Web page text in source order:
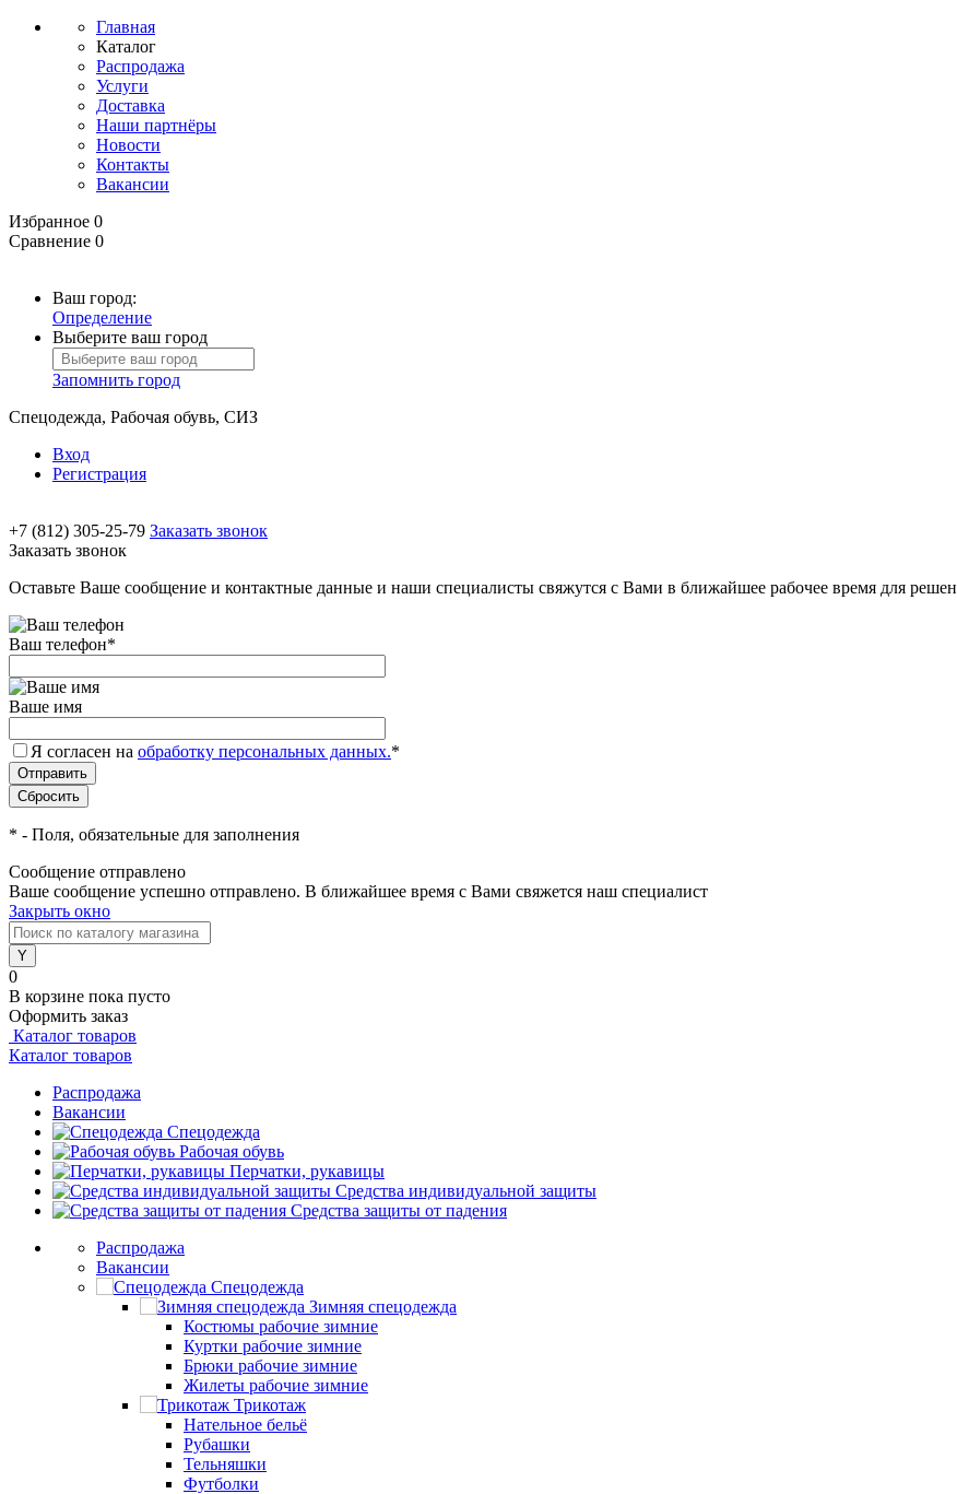
Главная
Каталог
Распродажа
Услуги
Доставка
Наши партнёры
Новости
Контакты
Вакансии
Избранное 0
Сравнение 0
Ваш город:
Определение
Выберите ваш город
Запомнить город
Спецодежда, Рабочая обувь, СИЗ
Вход
Регистрация
+7 (812) 305-25-79 Заказать звонок
Заказать звонок
Оставьте Ваше сообщение и контактные данные и наши специалисты свяжутся с Вами в ближайшее рабочее время для
Ваш телефон*
Ваше имя
Я согласен на обработку персональных данных.*
* - Поля, обязательные для заполнения
Сообщение отправлено
Ваше сообщение успешно отправлено. В ближайшее время с Вами свяжется наш специалист
Закрыть окно
0
В корзине пока пусто
Оформить заказ
Каталог товаров
Каталог товаров
Распродажа
Вакансии
Спецодежда
Рабочая обувь
Перчатки, рукавицы
Средства индивидуальной защиты
Средства защиты от падения
Распродажа
Вакансии
Спецодежда
Зимняя спецодежда
Костюмы рабочие зимние
Куртки рабочие зимние
Брюки рабочие зимние
Жилеты рабочие зимние
Трикотаж
Нательное бельё
Рубашки
Тельняшки
Футболки